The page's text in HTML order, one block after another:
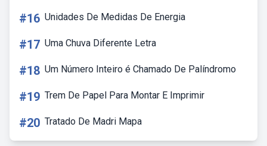
#16 Unidades De Medidas De Energia
#17 Uma Chuva Diferente Letra
#18 Um Número Inteiro é Chamado De Palíndromo
#19 Trem De Papel Para Montar E Imprimir
#20 Tratado De Madri Mapa